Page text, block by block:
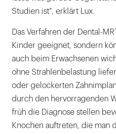
Studien ist", erklärt Lux.
Das Verfahren der Dental-
Kinder geeignet, sondern
auch beim Erwachsenen
ohne Strahlenbelastung
oder gelockerten
durch den hervorragenden
früh die Diagnose stellen
Knochen auftreten, die man